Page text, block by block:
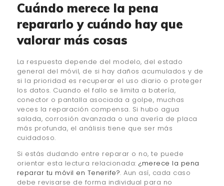
Cuándo merece la pena
repararlo y cuándo hay que
valorar más cosas
La respuesta depende del modelo, del estado
general del móvil, de si hay daños acumulados y de
si la prioridad es recuperar el uso diario o proteger
los datos. Cuando el fallo se limita a batería,
conector o pantalla asociada a golpe, muchas
veces la reparación compensa. Si hubo agua
salada, corrosión avanzada o una avería de placa
más profunda, el análisis tiene que ser más
cuidadoso.
Si estás dudando entre reparar o no, te puede
orientar esta lectura relacionada:¿merece la pena
reparar tu móvil en Tenerife?. Aun así, cada caso
debe revisarse de forma individual para no